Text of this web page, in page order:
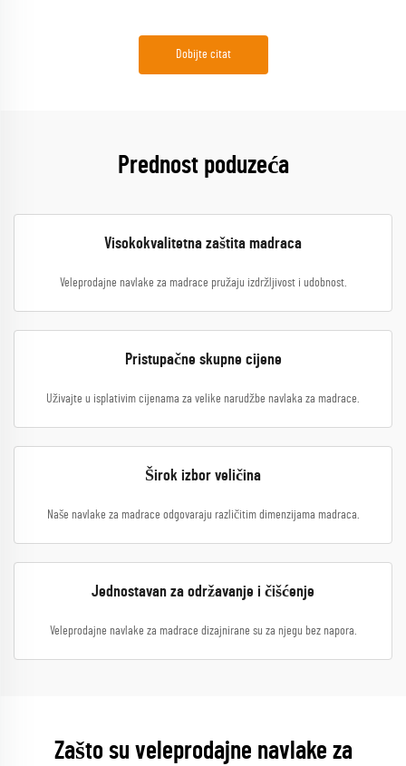
Dobijte citat
Prednost poduzeća
Visokokvalitetna zaštita madraca
Veleprodajne navlake za madrace pružaju izdržljivost i udobnost.
Pristupačne skupne cijene
Uživajte u isplativim cijenama za velike narudžbe navlaka za madrace.
Širok izbor veličina
Naše navlake za madrace odgovaraju različitim dimenzijama madraca.
Jednostavan za održavanje i čišćenje
Veleprodajne navlake za madrace dizajnirane su za njegu bez napora.
Zašto su veleprodajne navlake za